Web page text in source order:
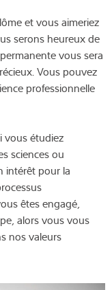
et vous aimeriez
serons heureux de
vous sera
Vous pouvez
professionnelle
vous étudiez
sciences ou
intérêt pour la
êtes engagé,
alors vous vous
nos valeurs